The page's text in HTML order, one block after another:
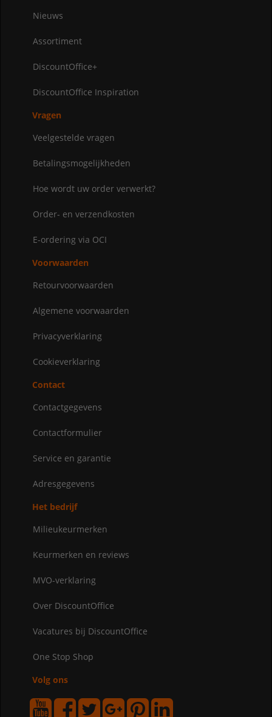
Nieuws
Assortiment
DiscountOffice+
DiscountOffice Inspiration
Vragen
Veelgestelde vragen
Betalingsmogelijkheden
Hoe wordt uw order verwerkt?
Order- en verzendkosten
E-ordering via OCI
Voorwaarden
Retourvoorwaarden
Algemene voorwaarden
Privacyverklaring
Cookieverklaring
Contact
Contactgegevens
Contactformulier
Service en garantie
Adresgegevens
Het bedrijf
Milieukeurmerken
Keurmerken en reviews
MVO-verklaring
Over DiscountOffice
Vacatures bij DiscountOffice
One Stop Shop
Volg ons